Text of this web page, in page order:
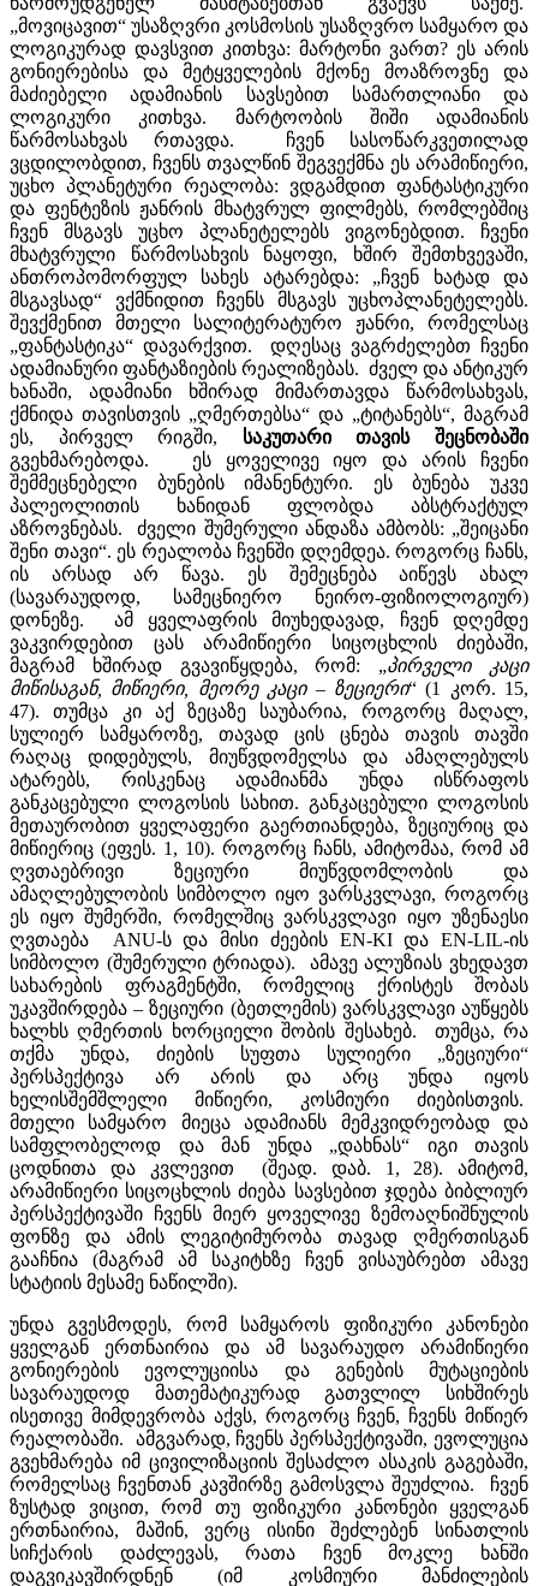
„მოვიცავით“ უსაზღვრი კოსმოსის უსაზღვრო სამყარო და
ლოგიკურად დავსვით კითხვა: მარტონი ვართ? ეს არის
გონიერებისა და მეტყველების მქონე მოაზროვნე და
მაძიებელი ადამიანის სავსებით სამართლიანი და
ლოგიკური კითხვა. მარტოობის შიში ადამიანის
წარმოსახვას რთავდა. ჩვენ სასოწარკვეთილად
ვცდილობდით, ჩვენს თვალწინ შეგვექმნა ეს არამიწიერი,
უცხო პლანეტური რეალობა: ვდგამდით ფანტასტიკური
და ფენტეზის ჟანრის მხატვრულ ფილმებს, რომლებშიც
ჩვენ მსგავს უცხო პლანეტელებს ვიგონებდით. ჩვენი
მხატვრული წარმოსახვის ნაყოფი, ხშირ შემთხვევაში,
ანთროპომორფულ სახეს ატარებდა: „ჩვენ ხატად და
მსგავსად“ ვქმნიდით ჩვენს მსგავს უცხოპლანეტელებს.
შევქმენით მთელი სალიტერატურო ჟანრი, რომელსაც
„ფანტასტიკა“ დავარქვით. დღესაც ვაგრძელებთ ჩვენი
ადამიანური ფანტაზიების რეალიზებას. ძველ და ანტიკურ
ხანაში, ადამიანი ხშირად მიმართავდა წარმოსახვას,
ქმნიდა თავისთვის „ღმერთებსა“ და „ტიტანებს“, მაგრამ
ეს, პირველ რიგში, საკუთარი თავის
შეცნობაში
გვეხმარებოდა. ეს ყოველივე იყო და არის ჩვენი
შემმეცნებელი ბუნების იმანენტური. ეს ბუნება უკვე
პალეოლითის ხანიდან ფლობდა აბსტრაქტულ
აზროვნებას. ძველი შუმერული ანდაზა ამბობს: „შეიცანი
შენი თავი“. ეს რეალობა ჩვენში დღემდეა. როგორც ჩანს,
ის არსად არ წავა. ეს შემეცნება აიწევს ახალ
(სავარაუდოდ, სამეცნიერო ნეირო-ფიზიოლოგიურ)
დონეზე. ამ ყველაფრის მიუხედავად, ჩვენ დღემდე
ვაკვირდებით ცას არამიწიერი სიცოცხლის ძიებაში,
მაგრამ ხშირად გვავიწყდება, რომ: „პირველი
კაცი
მიწისაგან, მიწიერი, მეორე კაცი– ზეციერი“ (1 კორ. 15,
47). თუმცა კი აქ ზეცაზე საუბარია, როგორც მაღალ,
სულიერ სამყაროზე, თავად ცის ცნება თავის თავში
რაღაც დიდებულს, მიუწვდომელსა და ამაღლებულს
ატარებს, რისკენაც ადამიანმა უნდა ისწრაფოს
განკაცებული ლოგოსის სახით. განკაცებული ლოგოსის
მეთაურობით ყველაფერი გაერთიანდება, ზეციურიც და
მიწიერიც (ეფეს. 1, 10). როგორც ჩანს, ამიტომაა, რომ ამ
ღვთაებრივი ზეციური მიუწვდომლობის და
ამაღლებულობის სიმბოლო იყო ვარსკვლავი, როგორც
ეს იყო შუმერში, რომელშიც ვარსკვლავი იყო უზენაესი
ღვთაება ANU-ს და მისი ძეების EN-KI და EN-LIL-ის
სიმბოლო (შუმერული ტრიადა). ამავე ალუზიას ვხედავთ
სახარების ფრაგმენტში, რომელიც ქრისტეს შობას
უკავშირდება – ზეციური (ბეთლემის) ვარსკვლავი აუწყებს
ხალხს ღმერთის ხორციელი შობის შესახებ. თუმცა, რა
თქმა უნდა, ძიების სუფთა სულიერი „ზეციური“
პერსპექტივა არ არის და არც უნდა იყოს
ხელისშემშლელი მიწიერი, კოსმიური ძიებისთვის.
მთელი სამყარო მიეცა ადამიანს მემკვიდრეობად და
სამფლობელოდ და მან უნდა „დახნას“ იგი თავის
ცოდნითა და კვლევით (შეად. დაბ. 1, 28). ამიტომ,
არამიწიერი სიცოცხლის ძიება სავსებით ჯდება ბიბლიურ
პერსპექტივაში ჩვენს მიერ ყოველივე ზემოაღნიშნულის
ფონზე და ამის ლეგიტიმურობა თავად ღმერთისგან
გააჩნია (მაგრამ ამ საკიტხზე ჩვენ ვისაუბრებთ ამავე
სტატიის მესამე ნაწილში).
უნდა გვესმოდეს, რომ სამყაროს ფიზიკური კანონები
ყველგან ერთნაირია და ამ სავარაუდო არამიწიერი
გონიერების ევოლუციისა და გენების მუტაციების
სავარაუდოდ მათემატიკურად გათვლილ სიხშირეს
ისეთივე მიმდევრობა აქვს, როგორც ჩვენ, ჩვენს მიწიერ
რეალობაში. ამგვარად, ჩვენს პერსპექტივაში, ევოლუცია
გვეხმარება იმ ცივილიზაციის შესაძლო ასაკის გაგებაში,
რომელსაც ჩვენთან კავშირზე გამოსვლა შეუძლია. ჩვენ
ზუსტად ვიცით, რომ თუ ფიზიკური კანონები ყველგან
ერთნაირია, მაშინ, ვერც ისინი შეძლებენ სინათლის
სიჩქარის დაძლევას, რათა ჩვენ მოკლე ხანში
დაგვიკავშირდნენ (იმ კოსმიური მანძილების